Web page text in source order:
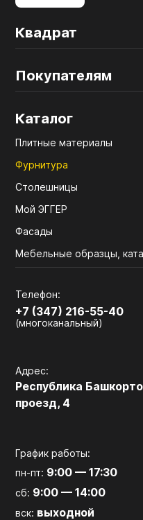
Квадрат
Покупателям
Каталог
Плитные материалы
Фурнитура
Столешницы
Мой ЭГГЕР
Фасады
Мебельные образцы,
Телефон:
+7 (347) 216-55-40
(многоканальный)
Адрес:
Республика
проезд, 4
График работы:
пн-пт: 9:00 — 17:30
сб: 9:00 — 14:00
вск: выходной